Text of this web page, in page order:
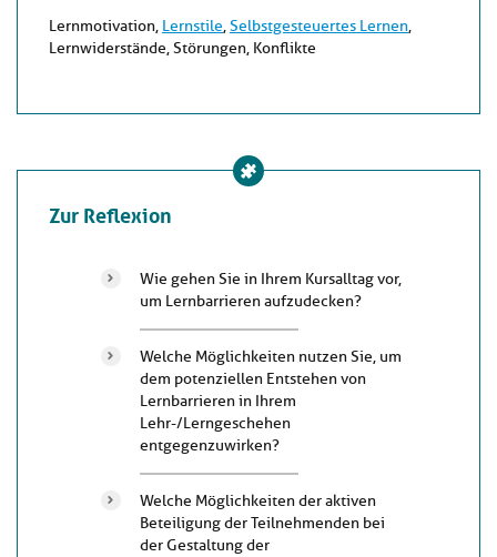
Lernmotivation, Lernstile,Selbstgesteuertes Lernen,
Lernwiderstände, Störungen, Konflikte
Zur Reflexion
Wie gehen Sie in Ihrem Kursalltag vor,
um Lernbarrieren aufzudecken?
Welche Möglichkeiten nutzen Sie, um
dem potenziellen Entstehen von
Lernbarrieren in Ihrem
Lehr-/Lerngeschehen
entgegenzuwirken?
Welche Möglichkeiten der aktiven
Beteiligung der Teilnehmenden bei
der Gestaltung der